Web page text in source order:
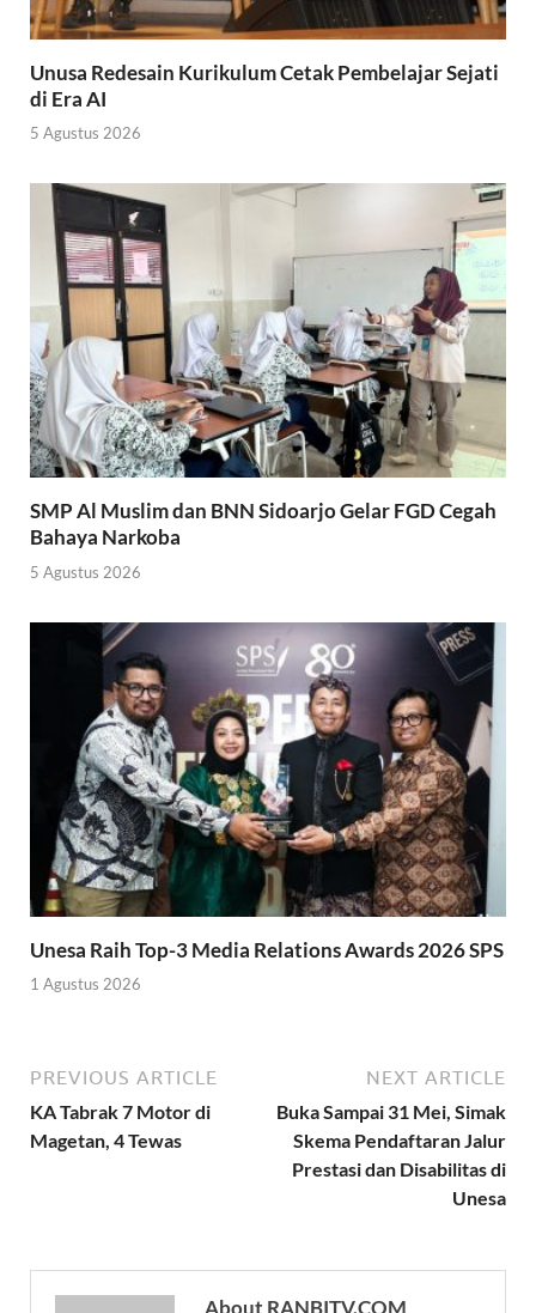
Unusa Redesain Kurikulum Cetak Pembelajar Sejati
di Era AI
5 Agustus 2026
SMP Al Muslim dan BNN Sidoarjo Gelar FGD Cegah
Bahaya Narkoba
5 Agustus 2026
Unesa Raih Top-3 Media Relations Awards 2026 SPS
1 Agustus 2026
PREVIOUS ARTICLE
KA Tabrak 7 Motor di
Magetan, 4 Tewas
NEXT ARTICLE
Buka Sampai 31 Mei, Simak
Skema Pendaftaran Jalur
Prestasi dan Disabilitas di
Unesa
About RANBITV.COM